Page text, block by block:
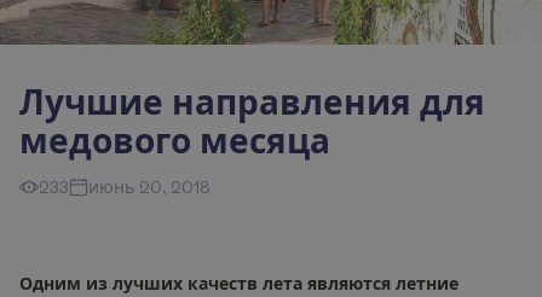
Лучшие направления для
медового месяца
233 июнь 20, 2018
Одним из лучших качеств лета являются летние